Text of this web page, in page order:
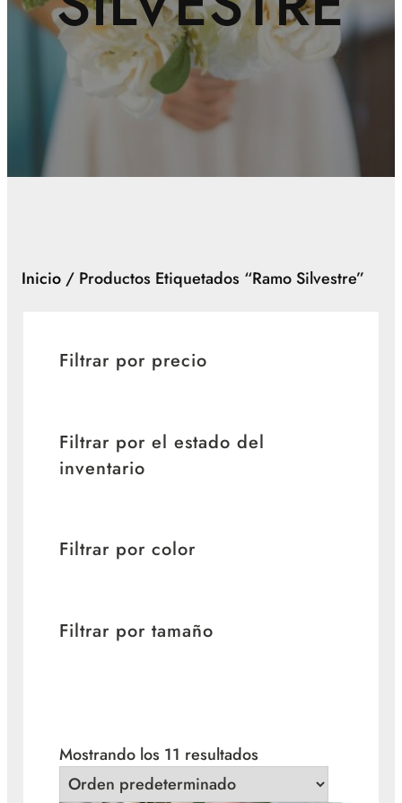
Inicio/ Productos Etiquetados “ramo Silvestre”
Filtrar por precio
Filtrar por el estado del
inventario
Filtrar por color
Filtrar por tamaño
Mostrando los 11 resultados